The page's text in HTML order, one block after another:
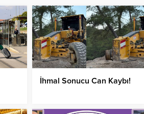
İhmal Sonucu Can Kaybı!